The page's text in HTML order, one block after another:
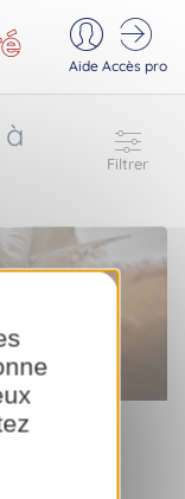
Aide Accès pro
Filtrer